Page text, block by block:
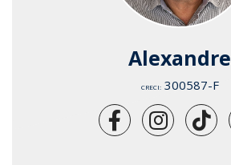
Alexandre
CRECI:300587-F